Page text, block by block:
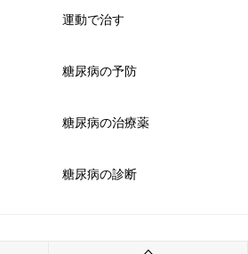
運動で治す
糖尿病の予防
糖尿病の治療薬
糖尿病の診断